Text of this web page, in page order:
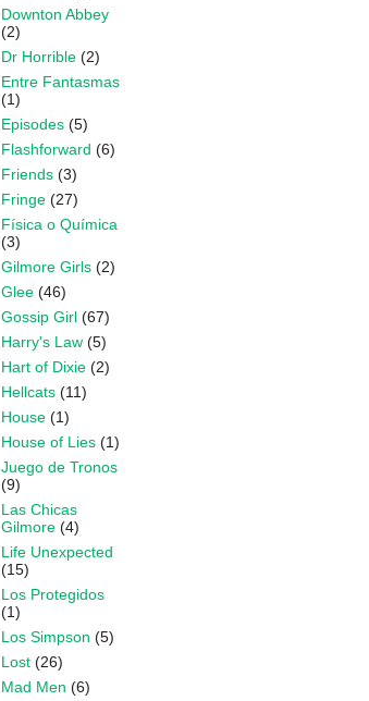
Downton Abbey
(2)
Dr Horrible (2)
Entre Fantasmas
(1)
Episodes (5)
Flashforward (6)
Friends (3)
Fringe (27)
Física o Química
(3)
Gilmore Girls (2)
Glee (46)
Gossip Girl (67)
Harry's Law (5)
Hart of Dixie (2)
Hellcats (11)
House (1)
House of Lies (1)
Juego de Tronos
(9)
Las Chicas
Gilmore (4)
Life Unexpected
(15)
Los Protegidos
(1)
Los Simpson (5)
Lost (26)
Mad Men (6)